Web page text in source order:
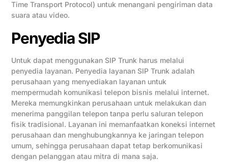
Time Transport Protocol) untuk menangani pengiriman data
suara atau video.
Penyedia SIP
Untuk dapat menggunakan SIP Trunk harus melalui
penyedia layanan. Penyedia layanan SIP Trunk adalah
perusahaan yang menyediakan layanan untuk
mempermudah komunikasi telepon bisnis melalui internet.
Mereka memungkinkan perusahaan untuk melakukan dan
menerima panggilan telepon tanpa perlu saluran telepon
fisik tradisional. Layanan ini memanfaatkan koneksi internet
perusahaan dan menghubungkannya ke jaringan telepon
umum, sehingga perusahaan dapat tetap berkomunikasi
dengan pelanggan atau mitra di mana saja.